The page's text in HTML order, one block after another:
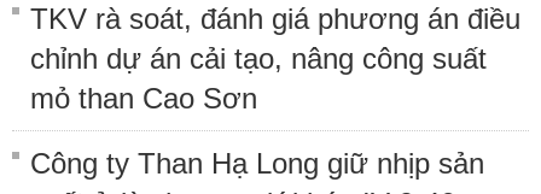
TKV rà soát, đánh giá phương án điều
chỉnh dự án cải tạo, nâng công suất
mỏ than Cao Sơn
Công ty Than Hạ Long giữ nhịp sản